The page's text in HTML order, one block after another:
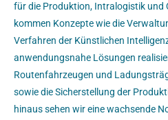
für die Produktion, Intralogistik und
kommen Konzepte wie die
Verfahren der Künstlichen
anwendungsnahe Lösungen
Routenfahrzeugen und
sowie die Sicherstellung der
hinaus sehen wir eine wachsende